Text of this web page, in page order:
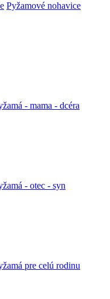
Pyžamové nohavice
- mama - dcéra
- otec - syn
pre celú rodinu